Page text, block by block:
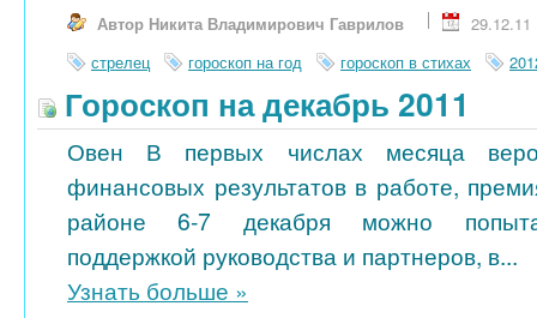
Автор Никита Владимирович Гаврилов
29.12.11
стрелец
гороскоп на год гороскоп в стихах
Гороскоп на декабрь 2011
Овен В первых числах месяца
финансовых результатов в работе,
районе 6-7 декабря можно
поддержкой руководства и партнеров, в...
Узнать больше »